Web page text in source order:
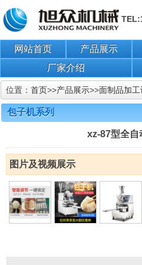
网站首页 产品展示
厂家介绍
位置： 首页>>产品展示>>面制品加工
包子机系列
xz-87型全自
图片及视频展示